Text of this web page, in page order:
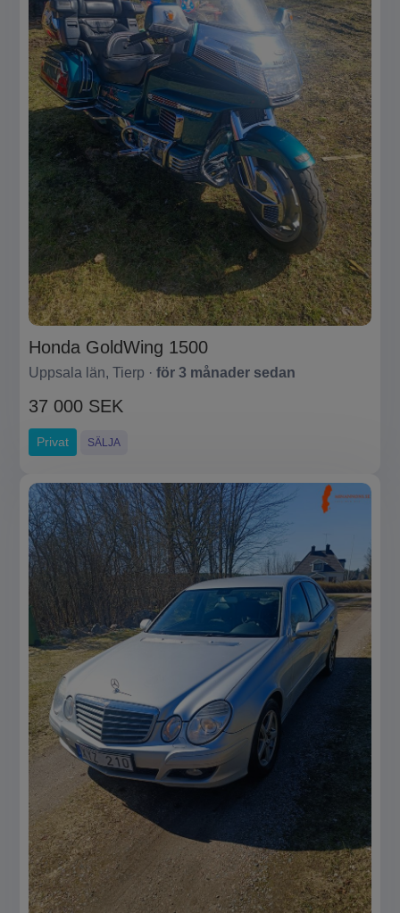
Honda GoldWing 1500
Uppsala län, Tierp · för 3 månader sedan
37 000 SEK
Privat SÄLJA